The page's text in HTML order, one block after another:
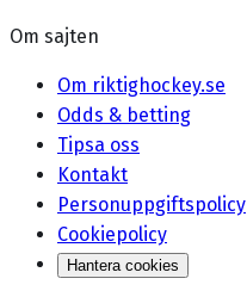
Om sajten
Om riktighockey.se
Odds & betting
Tipsa oss
Kontakt
Personuppgiftspolicy
Cookiepolicy
Hantera cookies